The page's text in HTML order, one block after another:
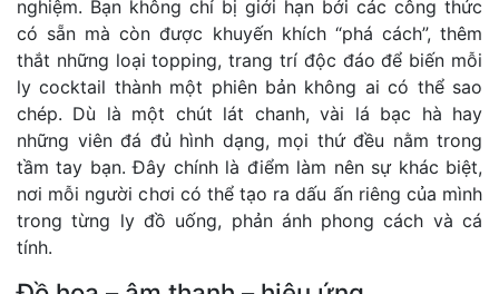
nghiệm. Bạn không chỉ bị giới hạn bởi các công thức
có sẵn mà còn được khuyến khích “phá cách”, thêm
thắt những loại topping, trang trí độc đáo để biến mỗi
ly cocktail thành một phiên bản không ai có thể sao
chép. Dù là một chút lát chanh, vài lá bạc hà hay
những viên đá đủ hình dạng, mọi thứ đều nằm trong
tầm tay bạn. Đây chính là điểm làm nên sự khác biệt,
nơi mỗi người chơi có thể tạo ra dấu ấn riêng của mình
trong từng ly đồ uống, phản ánh phong cách và cá
tính.